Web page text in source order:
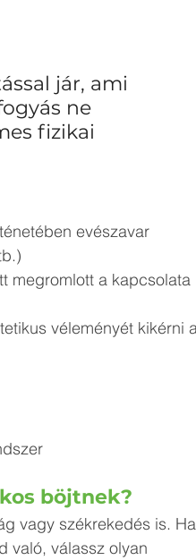
jár, ami
ne
fizikai
böjtnek?
vagy székrekedés is. Ha
való, válassz olyan